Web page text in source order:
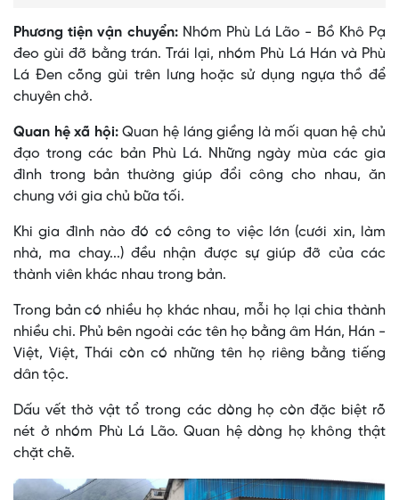
Phương tiện vận chuyển:Nhóm Phù Lá Lão - Bồ Khô Pạ
đeo gùi đỡ bằng trán. Trái lại, nhóm Phù Lá Hán và Phù
Lá Ðen cõng gùi trên lưng hoặc sử dụng ngựa thồ để
chuyên chở.
Quan hệ xã hội:Quan hệ láng giềng là mối quan hệ chủ
đạo trong các bản Phù Lá. Những ngày mùa các gia
đình trong bản thường giúp đổi công cho nhau, ăn
chung với gia chủ bữa tối.
Khi gia đình nào đó có công to việc lớn (cưới xin, làm
nhà, ma chay...) đều nhận được sự giúp đỡ của các
thành viên khác nhau trong bản.
Trong bản có nhiều họ khác nhau, mỗi họ lại chia thành
nhiều chi. Phủ bên ngoài các tên họ bằng âm Hán, Hán -
Việt, Việt, Thái còn có những tên họ riêng bằng tiếng
dân tộc.
Dấu vết thờ vật tổ trong các dòng họ còn đặc biệt rõ
nét ở nhóm Phù Lá Lão. Quan hệ dòng họ không thật
chặt chẽ.